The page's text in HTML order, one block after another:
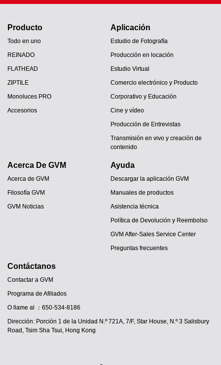
Producto
Todo en uno
REINADO
FLATHEAD
ZIPTILE
Monoluces PRO
Accesorios
Aplicación
Estudio de Fotografía
Producción en locación
Estudio Virtual
Comercio electrónico y Producto
Corporativo y Educación
Cine y vídeo
Producción de Entrevistas
Transmisión en vivo y creación de
contenido
Acerca De GVM
Acerca de GVM
Filosofía GVM
GVM Noticias
Ayuda
Descargar la aplicación GVM
Manuales de productos
Asistencia técnica
Política de Devolución y Reembolso
GVM After-Sales Service Center
Preguntas frecuentes
Contáctanos
Contactar a GVM
Programa de Afiliados
O llame al ：650-534-8186
Dirección: Porción 1 de la Unidad N.º 721A, 7/F, Star House, N.º 3 Salisbury
Road, Tsim Sha Tsui, Hong Kong
PT
JA